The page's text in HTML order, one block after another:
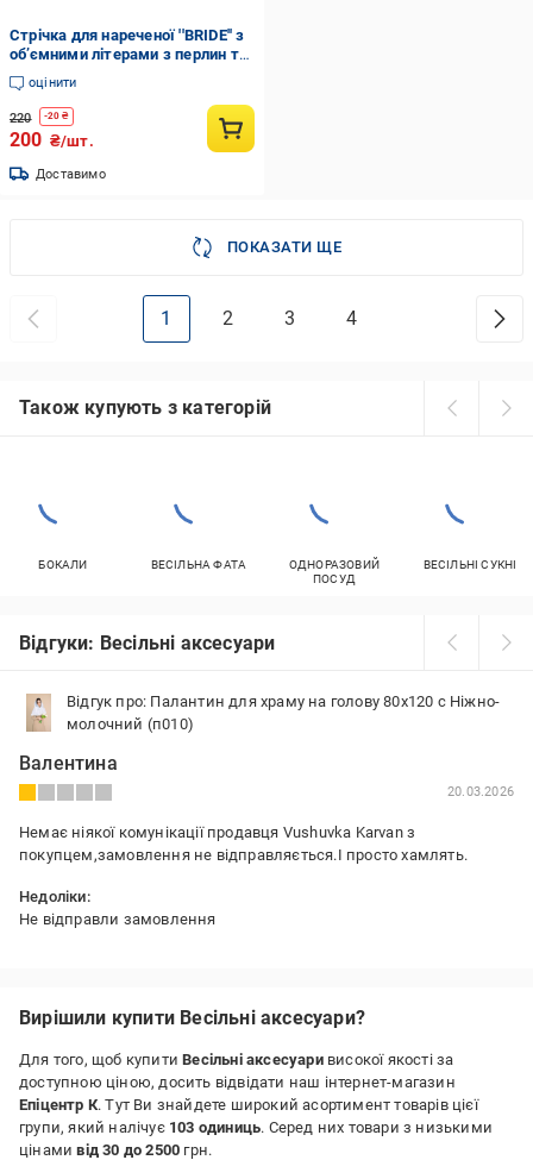
Стрічка для нареченої ''BRIDE'' з
об’ємними літерами з перлин та
стразів Білий (68)
оцінити
220 -20 ₴
200 ₴/шт.
Доставимо
ПОКАЗАТИ ЩЕ
1 2 3 4
Також купують з категорій
БОКАЛИ ВЕСІЛЬНА ФАТА
ОДНОРАЗОВИЙ
ПОСУД
ВЕСІЛЬНІ СУКНІ
Відгуки: Весільні аксесуари
Відгук про: Палантин для храму на голову 80x120 с Ніжно-
молочний (п010)
Валентина
20.03.2026
Немає ніякої комунікації продавця Vushuvka Karvan з
покупцем,замовлення не відправляється.І просто хамлять.
Недоліки:
Не відправли замовлення
Вирішили купити Весільні аксесуари?
Для того, щоб купитиВесільні аксесуари високої якості за
доступною ціною, досить відвідати наш інтернет-магазин
Епіцентр К. Тут Ви знайдете широкий асортимент товарів цієї
групи, який налічує 103 одиниць. Серед них товари з низькими
цінамивід 30 до 2500 грн.